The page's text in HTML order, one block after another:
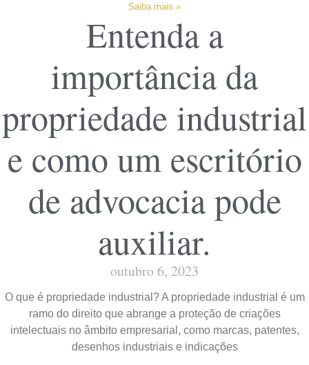
Saiba mais »
Entenda a
importância da
propriedade industrial
e como um escritório
de advocacia pode
auxiliar.
outubro 6, 2023
O que é propriedade industrial? A propriedade industrial é um
ramo do direito que abrange a proteção de criações
intelectuais no âmbito empresarial, como marcas, patentes,
desenhos industriais e indicações